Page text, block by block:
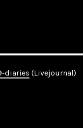
diaries (Livejournal)